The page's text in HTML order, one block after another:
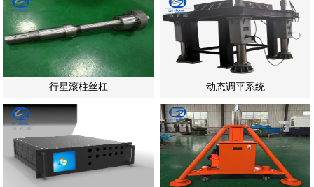
行星滚柱丝杠 动态调平系统